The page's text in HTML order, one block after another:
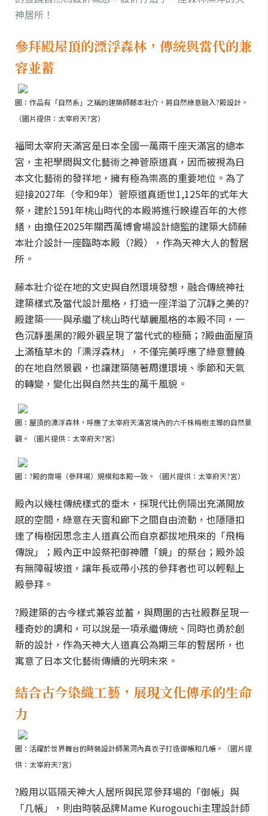
神居所！
參拜殿屋頂的漂浮森林，傳統與當代的兼
容並蓄
圖：作品有「自然系」之稱的建築師藤本壯介，將自然綠意融入?殿設計。
（圖片提供：太宰府天?宮）
福岡太宰府天滿宮是日本全國一萬兩千座天滿宮的總本
宮，主祀學問與文化藝術之神菅原道真，因而被視為日
本文化藝術的發祥地，擁有極為崇高的重要地位。為了
迎接2027年（令和9年）菅原道真逝世1,125年的式年大
祭，建於1591年桃山時代的本殿將進行睽違百年的大修
繕，由擔任2025年關西萬博會場設計總監的建築大師藤
本壯介設計一座臨時本殿（?殿），作為天神大人的暫居
所。
藤本壯介從在地的文史與自然環境發想，融合傳統神社
建築樣式及當代設計風格，打造一座洋溢了沉靜之美的?
殿建築──與承繼了桃山時代華麗風格的本殿不同，一
色沉靜墨黑的?殿外觀呈現了當代式的極簡；?殿曲面屋頂
上滿植草木的「漂浮森林」，不僅完美呼應了綠意豐饒
的在地自然景觀，也讓建築隨著周遭環境、季節和天氣
的轉變，變化出與自然共生的萬千風貌。
圖：屋頂的漂浮森林，呼應了太宰府天滿宮境內的六千株梅樹主導的自然景
觀。（圖片提供：太宰府天?宮）
圖：?殿的齋場（參拜場）規模和本殿一致。（圖片提供：太宰府天?宮）
殿內以幾柱傳統樣式的垂木，採現代比例隔出充滿開放
感的空間，綠意在天窗和廊下之間自由流動，也隱隱扣
連了梅樹因思念主人道真公而自京都拔地飛來的「飛梅
傳說」；殿內正中設祭祀御神體「鏡」的祭台；殿外設
有無障礙坡道，讓年長或帶小孩的參拜者也可以輕鬆上
殿參拜。
?殿建築的古今樣式兼容並蓄，與周圍的古社殿群呈現一
種奇妙的調和，可以說是一項承繼傳統、同時也勇於創
新的設計，作為天神大人道真公為期三年的暫居所，也
寓意了日本文化藝術傳續的光明未來。
結合古今染織工藝，展現文化傳承的生命
力
圖：活躍於世界舞台的時裝設計師黑河內真衣子打造御帳和几帳。（圖片提
供：太宰府天?宮）
?殿用以區隔天神大人居所與民眾參拜場的「御帳」與
「几帳」，則由時裝品牌Mame Kurogouchi主理設計師